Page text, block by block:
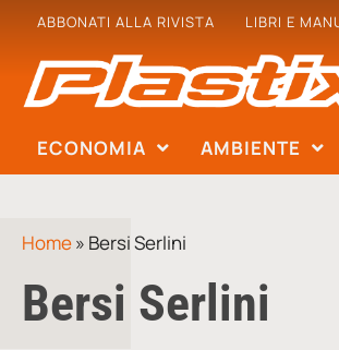
ABBONATI ALLA RIVISTA LIBRI E
ECONOMIA AMBIENTE
Home» Bersi Serlini
Bersi Serlini